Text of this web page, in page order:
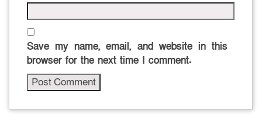
Save my name, email, and website in this
browser for the next time I comment.